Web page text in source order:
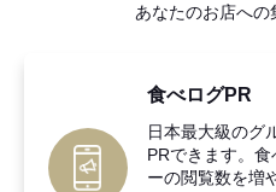
あなたのお店への
食べログPR
日本最大級のグ
PRできます。
ーの閲覧数を増